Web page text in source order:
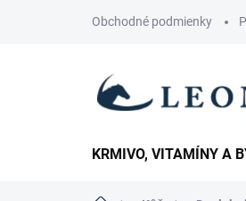
Obchodné podmienky
KRMIVO, VITAMÍNY A